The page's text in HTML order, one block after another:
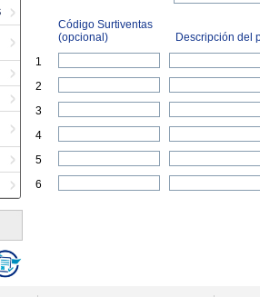
Código Surtiventas
(opcional)
Descripción del
1
2
3
4
5
6